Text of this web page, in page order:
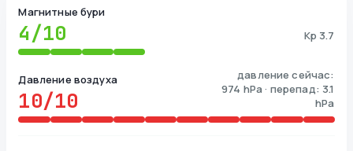
Магнитные бури
4/10 Kp 3.7
Давление воздуха
10/10
давление сейчас:
974 hPa · перепад: 3.1
hPa